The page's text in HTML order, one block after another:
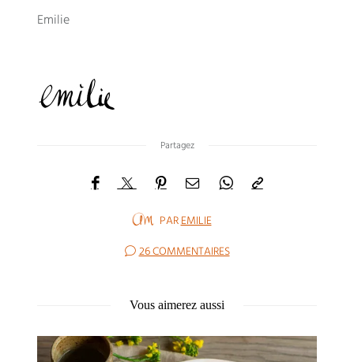
Emilie
Partagez
PAREMILIE
26 COMMENTAIRES
Vous aimerez aussi